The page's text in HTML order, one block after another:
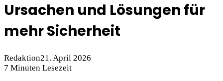
Ursachen und Lösungen für
mehr Sicherheit
Redaktion21. April 2026
7 Minuten Lesezeit